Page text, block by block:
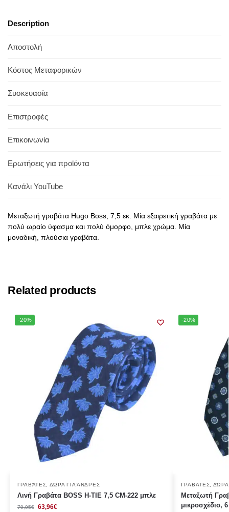
Description
Αποστολή
Κόστος Μεταφορικών
Συσκευασία
Επιστροφές
Επικοινωνία
Ερωτήσεις για προϊόντα
Κανάλι YouTube
Μεταξωτή γραβάτα Hugo Boss, 7,5 εκ. Μία εξαιρετική γραβάτα με
πολύ ωραίο ύφασμα και πολύ όμορφο, μπλε χρώμα. Μία
μοναδική, πλούσια γραβάτα.
Related products
-20%
ΓΡΑΒΆΤΕΣ ΔΏΡΑ ΓΙΑ ΆΝΔΡΕΣ
Λινή Γραβάτα BOSS Η-ΤΙΕ 7,5 CΜ-222 μπλε
79,95€ 63,96€
-20%
ΓΡΑΒΆΤΕΣ ΔΏΡΑ
Μεταξωτή
μικροσχέδιο,